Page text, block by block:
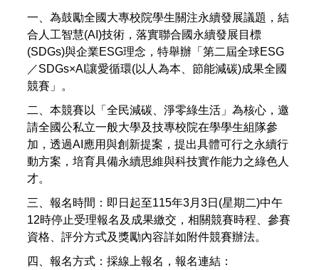
一、為鼓勵全國大專校院學生關注永續發展議題，結
合人工智慧(AI)技術，落實聯合國永續發展目標
(SDGs)與企業ESG理念，特舉辦「第二屆全球ESG
／SDGs×AI讓愛循環(以人為本、節能減碳)成果全國
競賽」。
二、本競賽以「全民減碳、淨零綠生活」為核心，邀
請全國公私立一般大學及技專校院在學學生組隊參
加，透過AI應用與創新提案，提出具體可行之永續行
動方案，培育具備永續思維與科技實作能力之綠色人
才。
三、報名時間：即日起至115年3月3日(星期二)中午
12時停止受理報名及成果繳交，相關競賽時程、參賽
資格、評分方式及獎勵內容詳如附件競賽辦法。
四、報名方式：採線上報名，報名連結：